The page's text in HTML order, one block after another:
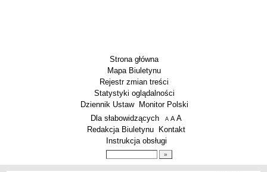
Strona główna
Mapa Biuletynu
Rejestr zmian treści
Statystyki oglądalności
Dziennik Ustaw
Monitor Polski
Menu dodatkowe
Dla słabowidzących A pomniejsz czcionkę
A standardowy rozmiar czcionki
A
Redakcja Biuletynu
Kontakt
Instrukcja obsługi